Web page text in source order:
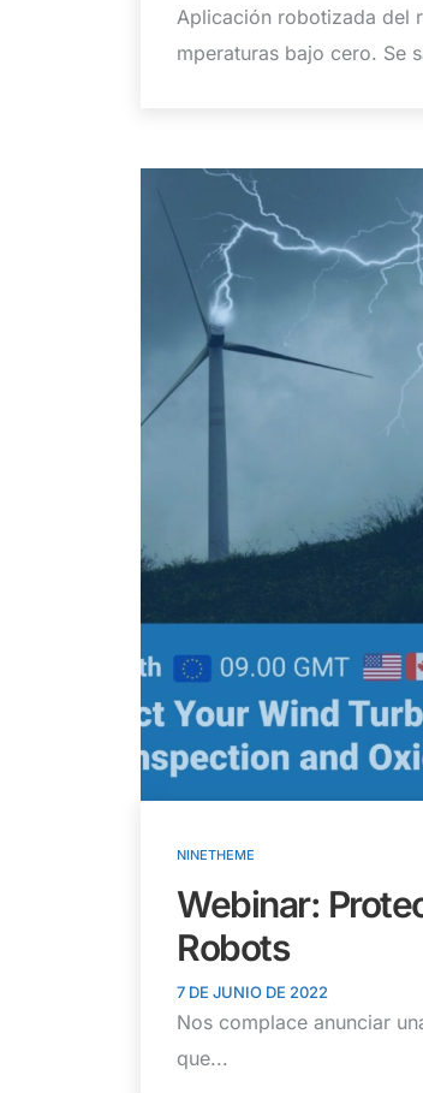
Aplicación robotizada del
mperaturas bajo cero. Se
NINETHEME
Webinar:
Robots
7 DE JUNIO DE 2022
Nos complace anunciar
que...